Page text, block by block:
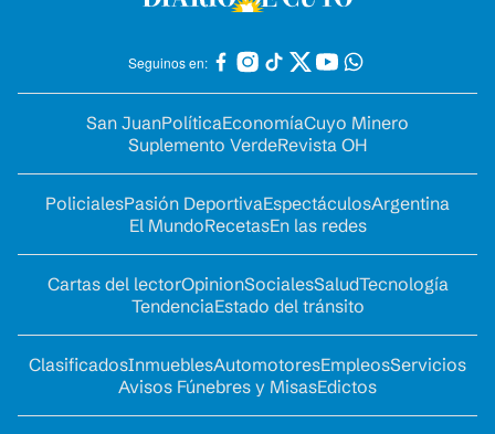
Seguinos en:
San JuanPolíticaEconomíaCuyo Minero
Suplemento VerdeRevista OH
PolicialesPasión DeportivaEspectáculosArgentina
El MundoRecetasEn las redes
Cartas del lectorOpinionSocialesSaludTecnología
TendenciaEstado del tránsito
ClasificadosInmueblesAutomotoresEmpleosServicios
Avisos Fúnebres y MisasEdictos